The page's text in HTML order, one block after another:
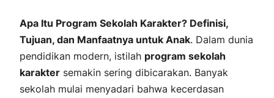
Apa Itu Program Sekolah Karakter? Definisi,
Tujuan, dan Manfaatnya untuk Anak. Dalam dunia
pendidikan modern, istilah program sekolah
karakter semakin sering dibicarakan. Banyak
sekolah mulai menyadari bahwa kecerdasan